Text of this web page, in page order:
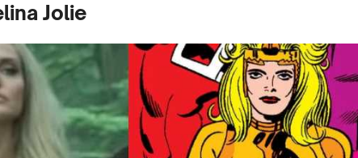
Jolie